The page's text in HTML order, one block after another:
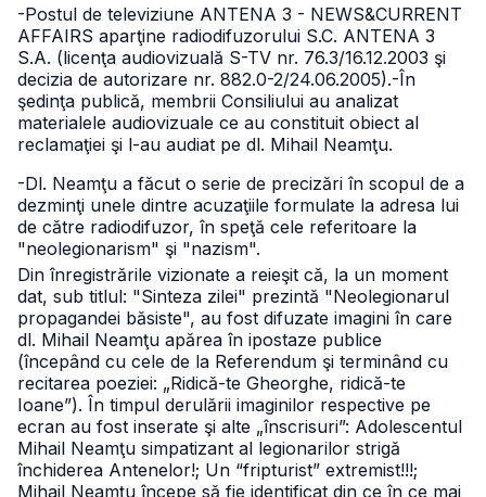
-Postul de televiziune ANTENA 3 - NEWS&CURRENT
AFFAIRS aparţine radiodifuzorului S.C. ANTENA 3
S.A. (licenţa audiovizuală S-TV nr. 76.3/16.12.2003 şi
decizia de autorizare nr. 882.0-2/24.06.2005).-În
şedinţa publică, membrii Consiliului au analizat
materialele audiovizuale ce au constituit obiect al
reclamaţiei şi l-au audiat pe dl. Mihail Neamţu.
-Dl. Neamţu a făcut o serie de precizări în scopul de a
dezminţi unele dintre acuzaţiile formulate la adresa lui
de către radiodifuzor, în speţă cele referitoare la
"neolegionarism" şi "nazism".
Din înregistrările vizionate a reieşit că, la un moment
dat, sub titlul: "Sinteza zilei" prezintă "Neolegionarul
propagandei băsiste", au fost difuzate imagini în care
dl. Mihail Neamţu apărea în ipostaze publice
(începând cu cele de la Referendum şi terminând cu
recitarea poeziei: „Ridică-te Gheorghe, ridică-te
Ioane”). În timpul derulării imaginilor respective pe
ecran au fost inserate şi alte „înscrisuri”: Adolescentul
Mihail Neamţu simpatizant al legionarilor strigă
închiderea Antenelor!; Un “fripturist” extremist!!!;
Mihail Neamţu începe să fie identificat din ce în ce mai